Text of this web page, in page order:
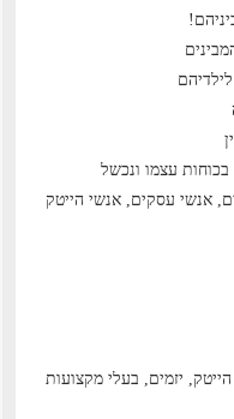
עצמו ונכשל
אנשי עסקים, אנשי הייטק
יזמים, בעלי מקצועות